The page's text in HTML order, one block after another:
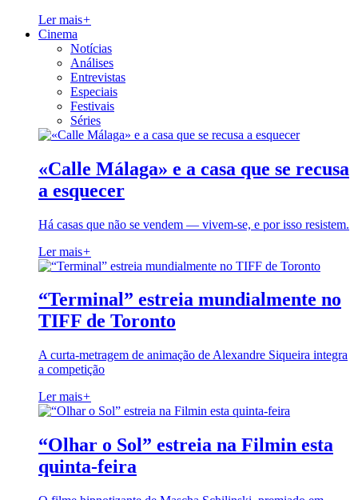
Ler mais+
Cinema
Notícias
Análises
Entrevistas
Especiais
Festivais
Séries
«Calle Málaga» e a casa que se recusa
a esquecer
Há casas que não se vendem — vivem-se, e por isso resistem.
Ler mais+
“Terminal” estreia mundialmente no
TIFF de Toronto
A curta-metragem de animação de Alexandre Siqueira integra
a competição
Ler mais+
“Olhar o Sol” estreia na Filmin esta
quinta-feira